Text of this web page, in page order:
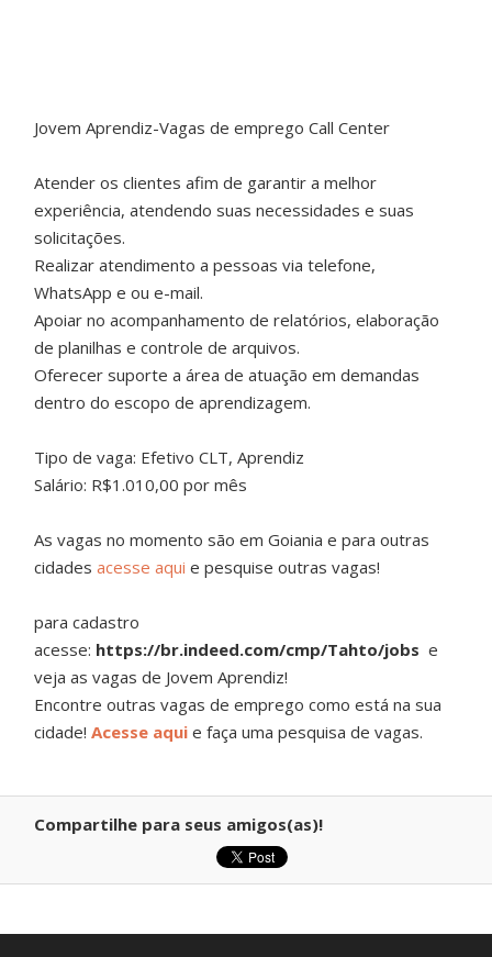
Jovem Aprendiz-Vagas de emprego Call Center
Atender os clientes afim de garantir a melhor
experiência, atendendo suas necessidades e suas
solicitações.
Realizar atendimento a pessoas via telefone,
WhatsApp e ou e-mail.
Apoiar no acompanhamento de relatórios, elaboração
de planilhas e controle de arquivos.
Oferecer suporte a área de atuação em demandas
dentro do escopo de aprendizagem.
Tipo de vaga: Efetivo CLT, Aprendiz
Salário: R$1.010,00 por mês
As vagas no momento são em Goiania e para outras
cidadesacesse aqui e pesquise outras vagas!
para cadastro
acesse: https://br.indeed.com/cmp/Tahto/jobs e
veja as vagas de Jovem Aprendiz!
Encontre outras vagas de emprego como está na sua
cidade!Acesse aqui e faça uma pesquisa de vagas.
Compartilhe para seus amigos(as)!